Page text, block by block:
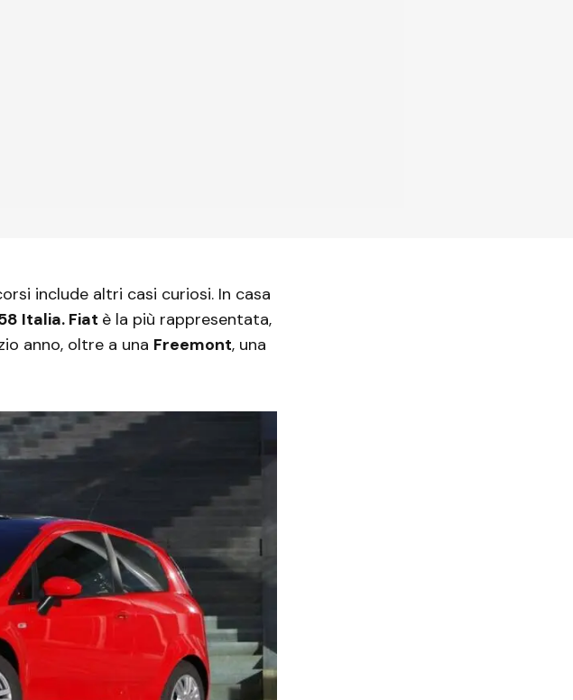
include altri casi curiosi. In casa
Italia. Fiat è la più rappresentata,
anno, oltre a una Freemont, una